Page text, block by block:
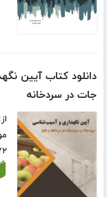
دانلود کتاب آیین
جات در سردخانه